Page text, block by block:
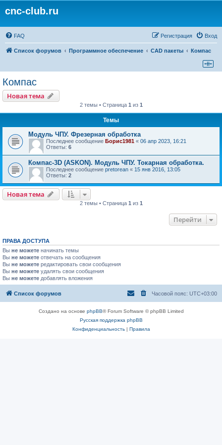
cnc-club.ru
FAQ Вход
Регистрация
Список форумов Программное обеспечение CAD пакеты Компас
Компас
Новая тема
2 темы • Страница 1 из 1
Темы
Модуль ЧПУ. Фрезерная обработка
Последнее сообщение Борис1981 « 06 апр 2023, 16:21
Ответы: 6
Компас-3D (ASKON). Модуль ЧПУ. Токарная обработка.
Последнее сообщение pretorean « 15 янв 2016, 13:05
Ответы: 2
Новая тема
2 темы • Страница 1 из 1
Перейти
ПРАВА ДОСТУПА
Вы не можете начинать темы
Вы не можете отвечать на сообщения
Вы не можете редактировать свои сообщения
Вы не можете удалять свои сообщения
Вы не можете добавлять вложения
Список форумов Часовой пояс: UTC+03:00
Создано на основе phpBB® Forum Software © phpBB Limited
Русская поддержка phpBB
Конфиденциальность| Правила